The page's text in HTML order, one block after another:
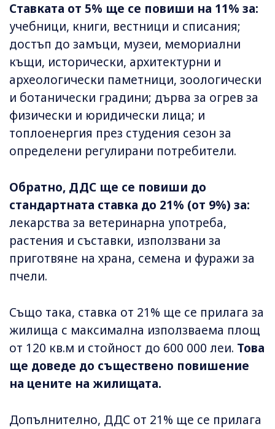
Ставката от 5% ще се повиши на 11% за:
учебници, книги, вестници и списания;
достъп до замъци, музеи, мемориални
къщи, исторически, архитектурни и
археологически паметници, зоологически
и ботанически градини; дърва за огрев за
физически и юридически лица; и
топлоенергия през студения сезон за
определени регулирани потребители.
Обратно, ДДС ще се повиши до
стандартната ставка до 21% (от 9%) за:
лекарства за ветеринарна употреба,
растения и съставки, използвани за
приготвяне на храна, семена и фуражи за
пчели.
Също така, ставка от 21% ще се прилага за
жилища с максимална използваема площ
от 120 кв.м и стойност до 600 000 леи. Това
ще доведе до съществено повишение
на цените на жилищата.
Допълнително, ДДС от 21% ще се прилага